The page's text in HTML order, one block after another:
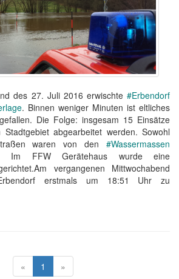
des 27. Juli 2016 erwischte #Erbendorf
. Binnen weniger Minuten ist eltliches
Die Folge: insgesam 15 Einsätze
abgearbeitet werden. Sowohl
waren von den #Wassermassen
Im FFW Gerätehaus wurde eine
vergangenen Mittwochabend
erstmals um 18:51 Uhr zu
« 1 »